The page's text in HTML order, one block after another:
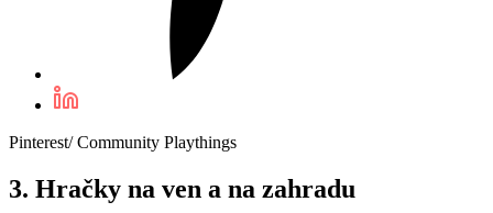
Pinterest/ Community Playthings
3. Hračky na ven a na zahradu